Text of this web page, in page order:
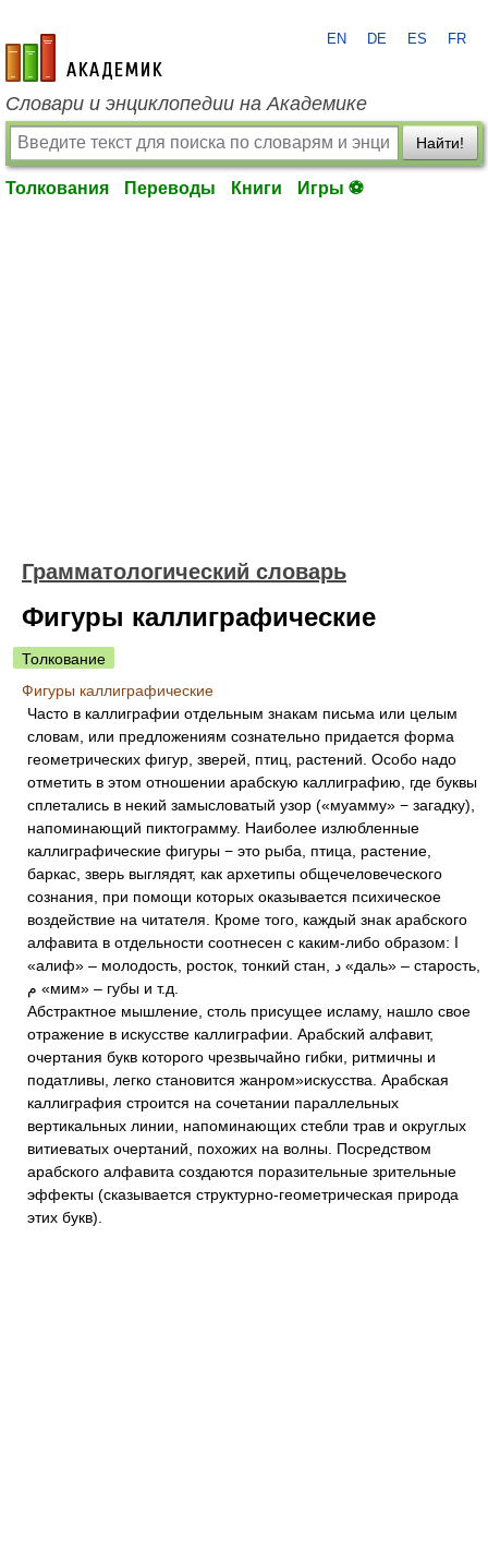
academic.ru
EN DE ES FR
Словари и энциклопедии на Академике
Найти!
Толкования Переводы Книги Игры ⚽
Грамматологический словарь
Фигуры каллиграфические
Толкование
Фигуры каллиграфические
Часто в каллиграфии отдельным знакам письма или целым
словам, или предложениям сознательно придается форма
геометрических фигур, зверей, птиц, растений. Особо надо
отметить в этом отношении арабскую каллиграфию, где буквы
сплетались в некий замысловатый узор («муамму» − загадку),
напоминающий пиктограмму. Наиболее излюбленные
каллиграфические фигуры − это рыба, птица, растение,
баркас, зверь выглядят, как архетипы общечеловеческого
сознания, при помощи которых оказывается психическое
воздействие на читателя. Кроме того, каждый знак арабского
алфавита в отдельности соотнесен с каким-либо образом: ﺍ
«алиф» – молодость, росток, тонкий стан, د «даль» – старость,
م «мим» – губы и т.д.
Абстрактное мышление, столь присущее исламу, нашло свое
отражение в искусстве каллиграфии. Арабский алфавит,
очертания букв которого чрезвычайно гибки, ритмичны и
податливы, легко становится жанром»искусства. Арабская
каллиграфия строится на сочетании параллельных
вертикальных линии, напоминающих стебли трав и округлых
витиеватых очертаний, похожих на волны. Посредством
арабского алфавита создаются поразительные зрительные
эффекты (сказывается структурно-геометрическая природа
этих букв).